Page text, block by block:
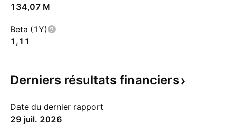
‪134,07 M‬
Beta (1Y)
1,11
Derniers résultats financiers
Date du dernier rapport
29 juil. 2026